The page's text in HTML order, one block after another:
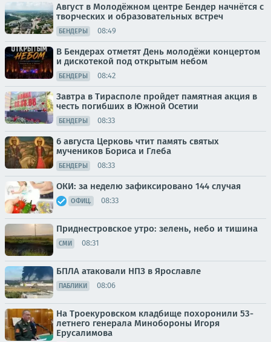
Август в Молодёжном центре Бендер начнётся с
творческих и образовательных встреч
БЕНДЕРЫ 08:49
В Бендерах отметят День молодёжи концертом
и дискотекой под открытым небом
БЕНДЕРЫ 08:42
Завтра в Тирасполе пройдет памятная акция в
честь погибших в Южной Осетии
БЕНДЕРЫ 08:33
6 августа Церковь чтит память святых
мучеников Бориса и Глеба
БЕНДЕРЫ 08:33
ОКИ: за неделю зафиксировано 144 случая
ОФИЦ. 08:33
Приднестровское утро: зелень, небо и тишина
СМИ 08:31
БПЛА атаковали НПЗ в Ярославле
ПАБЛИКИ 08:06
На Троекуровском кладбище похоронили 53-
летнего генерала Минобороны Игоря
Ерусалимова